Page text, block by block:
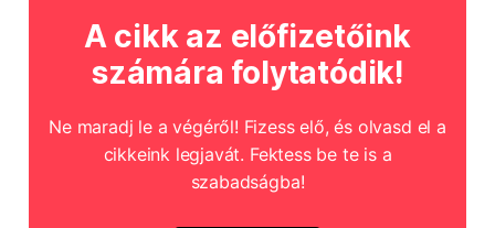
A cikk az előfizetőink
számára folytatódik!
Ne maradj le a végéről! Fizess elő, és olvasd el a
cikkeink legjavát. Fektess be te is a
szabadságba!